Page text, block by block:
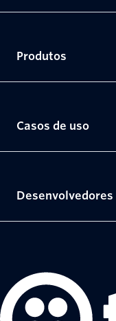
Produtos
Casos de uso
Desenvolvedores